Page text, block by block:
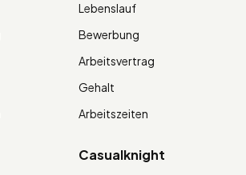
Lebenslauf
Bewerbung
Arbeitsvertrag
Gehalt
Arbeitszeiten
Casualknight